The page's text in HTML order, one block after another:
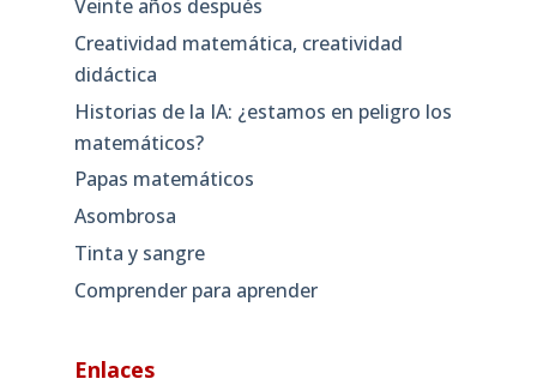
Veinte años después
Creatividad matemática, creatividad
didáctica
Historias de la IA: ¿estamos en peligro los
matemáticos?
Papas matemáticos
Asombrosa
Tinta y sangre
Comprender para aprender
Enlaces